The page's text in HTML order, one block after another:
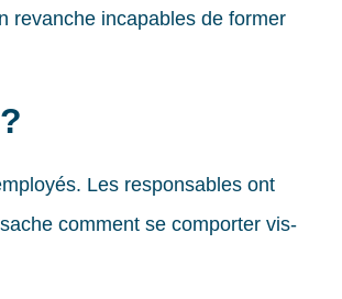
revanche incapables de former
Les responsables ont
comment se comporter vis-